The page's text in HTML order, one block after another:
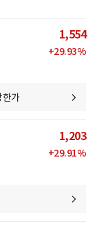
1,554
+29.93%
한가
1,203
+29.91%